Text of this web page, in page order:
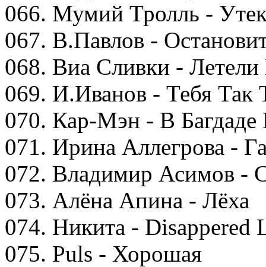
066. Мумий Тролль -
067. В.Павлов -
068. Виа Сливки - Летели
069. И.Иванов - Тебя Так
070. Кар-Мэн - В Багдаде
071. Ирина Аллегрова -
072. Владимир Асимов -
073. Алёна Апина - Лёха
074. Никита - Disappered
075. Puls - Хорошая